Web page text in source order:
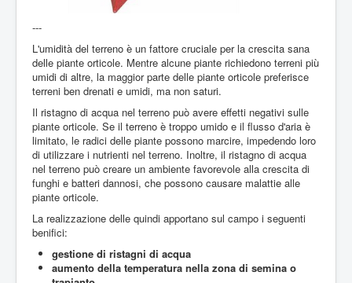
---
L'umidità del terreno è un fattore cruciale per la crescita sana
delle piante orticole. Mentre alcune piante richiedono terreni più
umidi di altre, la maggior parte delle piante orticole preferisce
terreni ben drenati e umidi, ma non saturi.
Il ristagno di acqua nel terreno può avere effetti negativi sulle
piante orticole. Se il terreno è troppo umido e il flusso d'aria è
limitato, le radici delle piante possono marcire, impedendo loro
di utilizzare i nutrienti nel terreno. Inoltre, il ristagno di acqua
nel terreno può creare un ambiente favorevole alla crescita di
funghi e batteri dannosi, che possono causare malattie alle
piante orticole.
La realizzazione delle quindi apportano sul campo i seguenti
benifici:
gestione di ristagni di acqua
aumento della temperatura nella zona di semina o